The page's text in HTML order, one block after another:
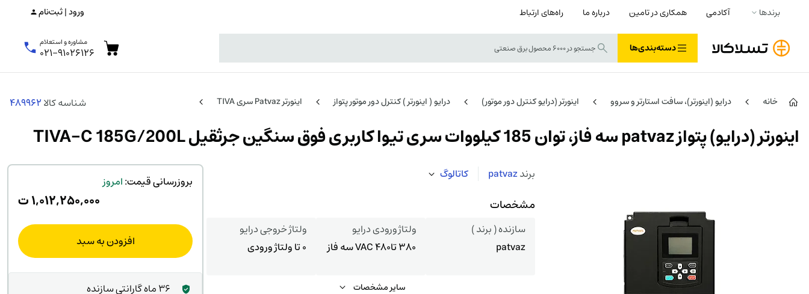
برندها آکادمی همکاری در تامین درباره ما راه‌های ارتباط ورود | ثبت‌نام
دسته‌بندی‌ها مشاوره و استعلام
۰۲۱-۹۱۰۲۶۱۲۶
خانه درایو (اینورتر)، سافت استارتر و سروو اینورتر (درایو کنترل دور موتور) درایو ( اینورتر ) کنترل دور موتور پتواز اینورتر Patvaz سری TIVA شناسه کالا489962
اینورتر (درایو) پتواز patvaz سه فاز، توان 185 کیلووات سری تیوا کاربری فوق سنگین جرثقیل TIVA-C 185G/200L
برندpatvaz کاتالوگ
مشخصات
سازنده ( برند )
patvaz
ولتاژ ورودی درایو
380 تا480 VAC سه فاز
ولتاژ خروجی درایو
0 تا ولتاژ ورودی
سایر مشخصات
بروزرسانی قیمت:امروز
۱,۰۱۲,۲۵۰,۰۰۰ت
افزودن به سبد
36 ماه گارانتی سازنده